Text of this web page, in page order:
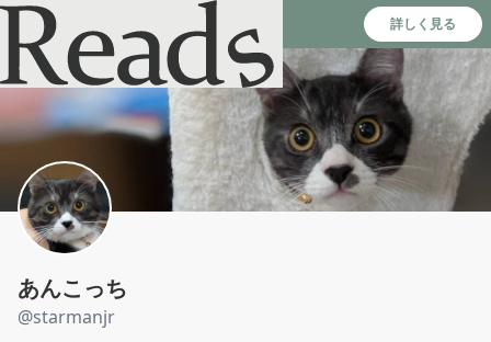
Reads - 読書のSNS＆記録アプリ 詳しく見る
あんこっち
@starmanjr